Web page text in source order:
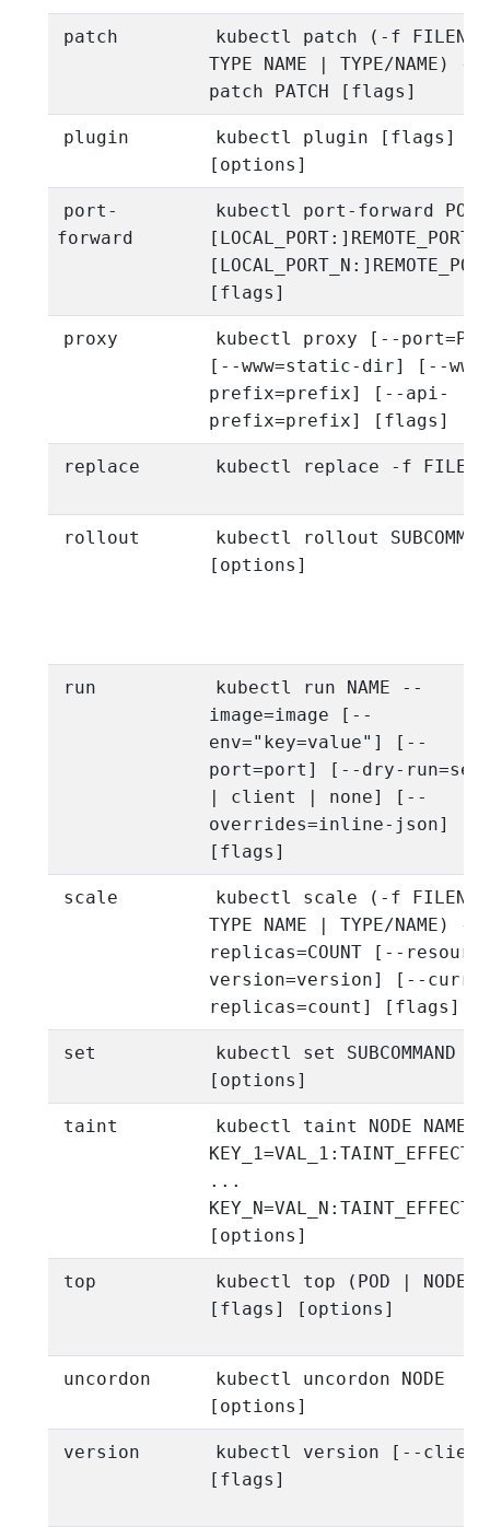
patch
kubectl patch (-f
TYPE NAME | TYPE/NAME) --
patch PATCH [flags]
plugin
kubectl plugin [flags]
[options]
port-
forward
kubectl port-forward POD
[flags]
proxy
kubectl proxy [--
[--www=static-dir] [--
prefix=prefix] [--api-
prefix=prefix] [flags]
replace kubectl replace -f
rollout
kubectl rollout
[options]
run
kubectl run NAME --
image=image [--
env="key=value"] [--
port=port] [--dry-
| client | none] [--
overrides=inline-json]
[flags]
scale
kubectl scale (-f
TYPE NAME | TYPE/NAME) --
replicas=COUNT [--
version=version] [--
replicas=count] [flags]
set
kubectl set SUBCOMMAND
[options]
taint
kubectl taint NODE NAME
...
[options]
top
kubectl top (POD | NODE)
[flags] [options]
uncordon
kubectl uncordon NODE
[options]
version
kubectl version [--
[flags]